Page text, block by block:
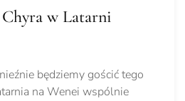
w Latarni
będziemy gościć tego
na Wenei wspólnie